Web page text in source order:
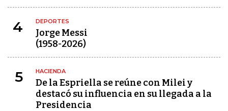
4 DEPORTES
Jorge Messi
(1958-2026)
5 HACIENDA
De la Espriella se reúne con Milei y
destacó su influencia en su llegada a la
Presidencia